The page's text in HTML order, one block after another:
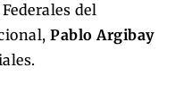
del
Pablo Argibay